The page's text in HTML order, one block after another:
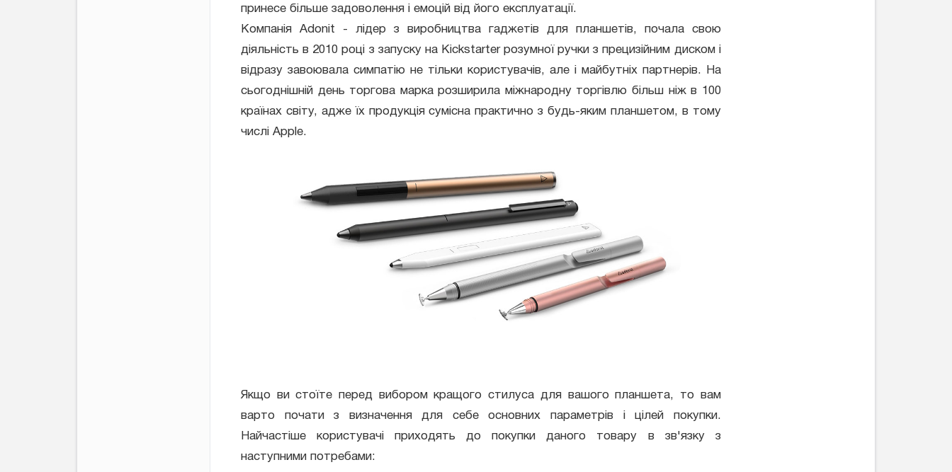
принесе більше задоволення і емоцій від його експлуатації.
Компанія Adonit - лідер з виробництва гаджетів для планшетів, почала свою
діяльність в 2010 році з запуску на Kickstarter розумної ручки з прецизійним диском і
відразу завоювала симпатію не тільки користувачів, але і майбутніх партнерів. На
сьогоднішній день торгова марка розширила міжнародну торгівлю більш ніж в 100
країнах світу, адже їх продукція сумісна практично з будь-яким планшетом, в тому
числі Apple.
Якщо ви стоїте перед вибором кращого стилуса для вашого планшета, то вам
варто почати з визначення для себе основних параметрів і цілей покупки.
Найчастіше користувачі приходять до покупки даного товару в зв'язку з
наступними потребами: